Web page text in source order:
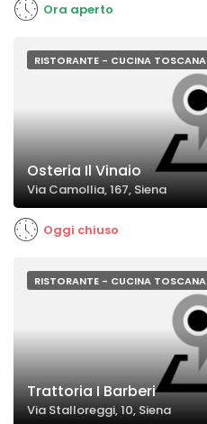
Ora aperto
RISTORANTE - CUCINA TOSCANA
Osteria Il Vinaio
Via Camollia, 167, Siena
Oggi chiuso
RISTORANTE - CUCINA TOSCANA
Trattoria I Barberi
Via Stalloreggi, 10, Siena